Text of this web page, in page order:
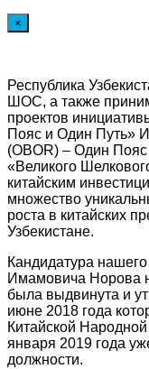
×
Республика
ШОС, а также
проектов
Пояс и Один Путь»
(OBOR) – Один
«Великого
китайским
множество
роста в китайских
Узбекистане.
Кандидатура
Имамовича Норова
была выдвинута и
июне 2018 года
Китайской
января 2019 года
должности.